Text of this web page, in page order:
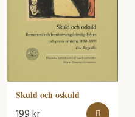
Skuld och oskuld